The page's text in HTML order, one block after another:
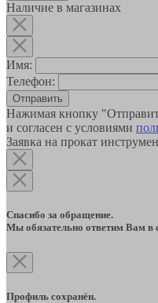
Наличие в магазинах
Имя:
Телефон:
Отправить
Нажимая кнопку
и согласен с условиями
Заявка на прокат
Спасибо за обращение.
Мы обязательно ответим Вам в
Профиль сохранён.